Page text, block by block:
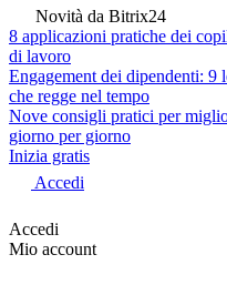
Novità da Bitrix24
8 applicazioni pratiche dei
di lavoro
Engagement dei dipendenti: 9
che regge nel tempo
Nove consigli pratici per
giorno per giorno
Inizia gratis
Accedi
Accedi
Mio account